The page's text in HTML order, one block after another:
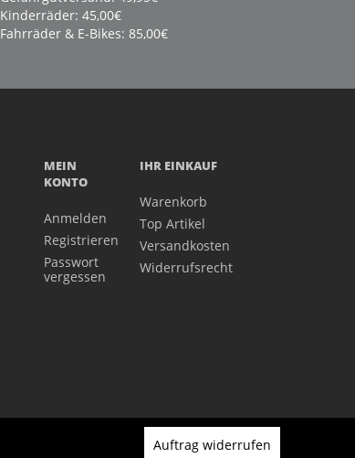
Kinderräder: 45,00€
Fahrräder & E-Bikes: 85,00€
MEIN
KONTO
Anmelden
Registrieren
Passwort
vergessen
IHR EINKAUF
Warenkorb
Top Artikel
Versandkosten
Widerrufsrecht
Auftrag widerrufen